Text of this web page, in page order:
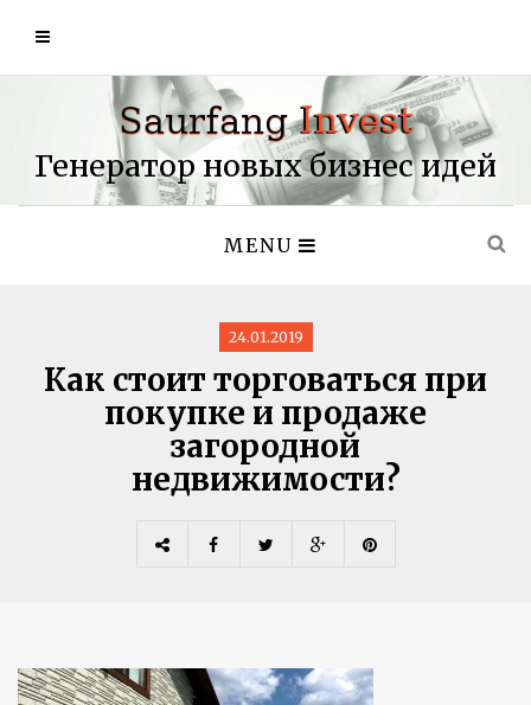
Генератор новых бизнес идей
MENU
24.01.2019
Как стоит торговаться при
покупке и продаже
загородной
недвижимости?